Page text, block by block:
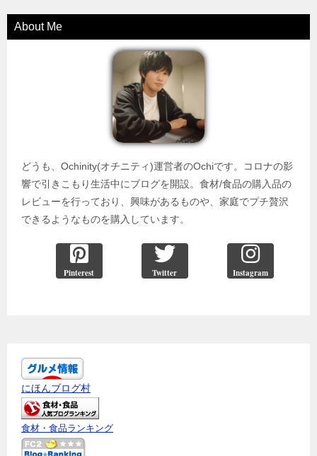
About Me
どうも、Ochinity(オチニティ)運営者のOchiです。コロナの影
響で引きこもり生活中にブログを開設。食材/食品の購入品の
レビューを行っており、興味があるものや、家庭でプチ贅沢
できるようなものを購入しています。
Pinterest Twitter Instagram
にほんブログ村
食材・食品ランキング